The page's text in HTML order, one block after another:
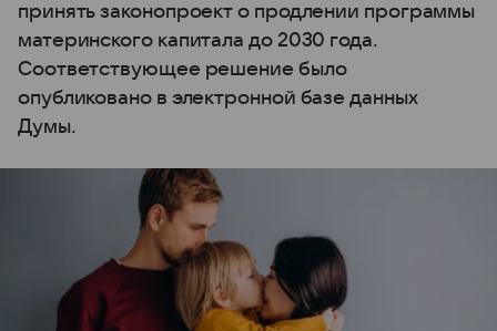
принять законопроект о продлении программы
материнского капитала до 2030 года.
Соответствующее решение было
опубликовано в электронной базе данных
Думы.